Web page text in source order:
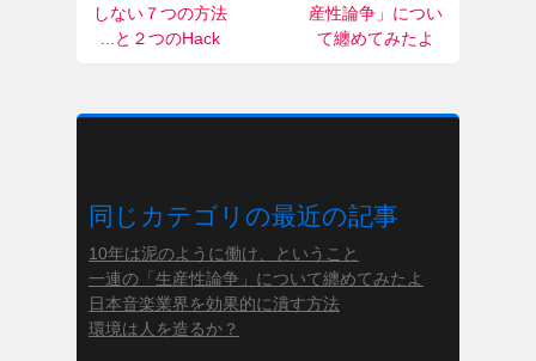
しない７つの方法
...と２つのHack
産性論争」につい
て纏めてみたよ
同じカテゴリの最近の記事
10年は泥のように働け、ということ
一連の「生産性論争」について纏めてみたよ
日本音楽業界を効果的に潰す方法
環境は人を造るか？